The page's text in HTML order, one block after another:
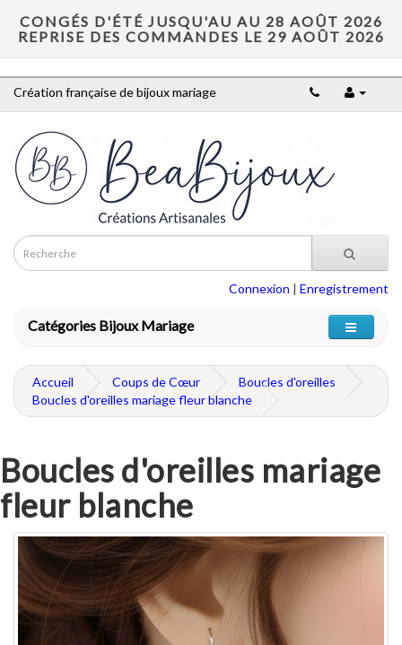
CONGÉS D'ÉTÉ JUSQU'AU AU 28 AOÛT 2026
REPRISE DES COMMANDES LE 29 AOÛT 2026
Création française de bijoux mariage
Connexion | Enregistrement
Catégories Bijoux Mariage
Accueil Coups de Cœur
Boucles d'oreilles
Boucles d'oreilles mariage fleur blanche
Boucles d'oreilles mariage
fleur blanche